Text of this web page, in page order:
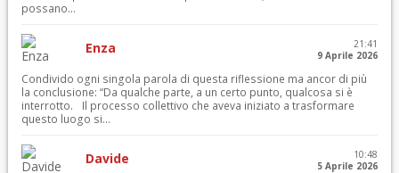
possano...
Enza
21:41
9 Aprile 2026
Condivido ogni singola parola di questa riflessione ma ancor di più
la conclusione: “Da qualche parte, a un certo punto, qualcosa si è
interrotto. Il processo collettivo che aveva iniziato a trasformare
questo luogo si...
Davide
10:48
5 Aprile 2026